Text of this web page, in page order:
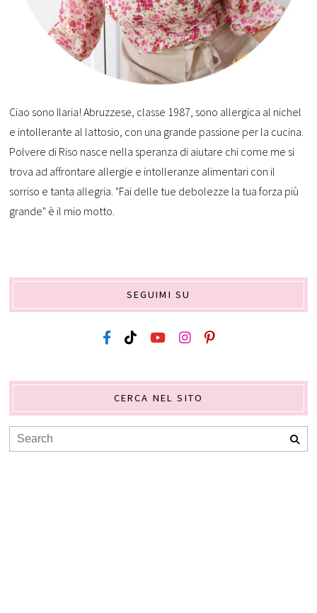
Ciao sono Ilaria! Abruzzese, classe 1987, sono allergica al nichel
e intollerante al lattosio, con una grande passione per la cucina.
Polvere di Riso nasce nella speranza di aiutare chi come me si
trova ad affrontare allergie e intolleranze alimentari con il
sorriso e tanta allegria. "Fai delle tue debolezze la tua forza più
grande" è il mio motto.
SEGUIMI SU
CERCA NEL SITO